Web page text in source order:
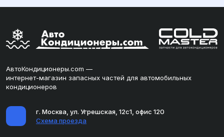
АвтоКондиционеры.com —
интернет-магазин запасных частей для автомобильных
кондиционеров
г. Москва, ул. Угрешская, 12с1, офис 120
Схема проезда